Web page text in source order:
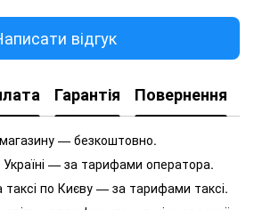
відгук
Гарантія Повернення
— безкоштовно.
— за тарифами оператора.
по Києву — за тарифами таксі.